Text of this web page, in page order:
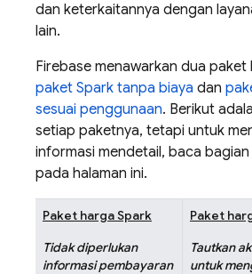
dan keterkaitannya dengan
lain.
Firebase menawarkan dua paket
paket Spark tanpa biaya dan
sesuai penggunaan. Berikut
setiap paketnya, tetapi untuk
informasi mendetail, baca
pada halaman ini.
Paket harga Spark
Tidak diperlukan
informasi pembayaran
Paket
Tautkan
untuk